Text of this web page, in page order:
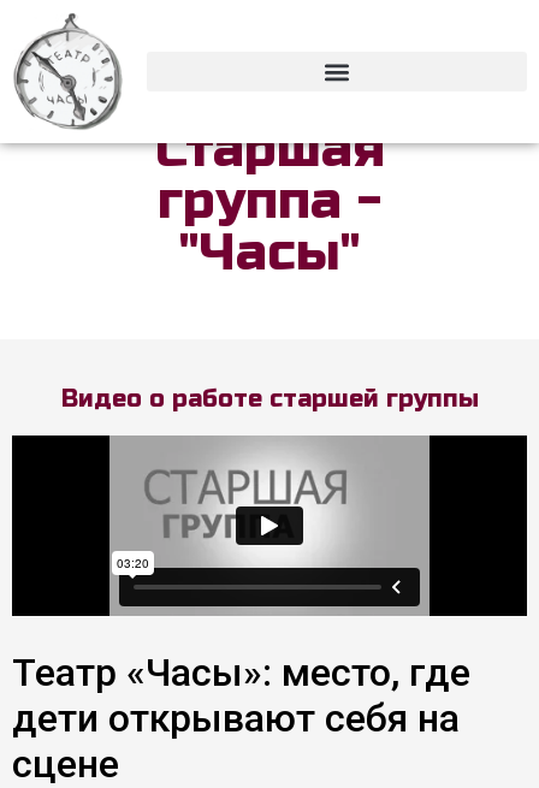
Старшая
группа -
"Часы"
Видео о работе старшей группы
Театр «Часы»: место, где
дети открывают себя на
сцене